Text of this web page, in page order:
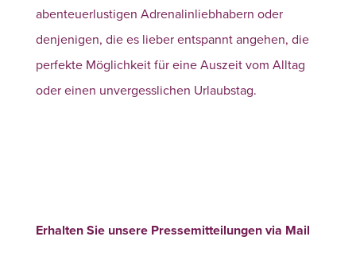
abenteuerlustigen Adrenalinliebhabern oder
denjenigen, die es lieber entspannt angehen, die
perfekte Möglichkeit für eine Auszeit vom Alltag
oder einen unvergesslichen Urlaubstag.
Erhalten Sie unsere Pressemitteilungen via Mail